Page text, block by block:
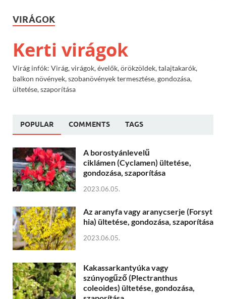
VIRÁGOK
Kerti virágok
Virág infók: Virág, virágok, évelők, örökzöldek, talajtakarók,
balkon növények, szobanövények termesztése, gondozása,
ültetése, szaporítása
POPULAR COMMENTS TAGS
A borostyánlevelű
ciklámen (Cyclamen) ültetése,
gondozása, szaporítása
2023.06.05.
Az aranyfa vagy aranycserje (Forsyt
hia) ültetése, gondozása, szaporítása
2023.06.05.
Kakassarkantyúka vagy
szúnyogűző (Plectranthus
coleoides) ültetése, gondozása,